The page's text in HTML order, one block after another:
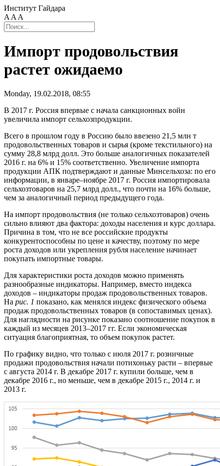
Институт Гайдара
A A A
Импорт продовольствия
растет ожидаемо
Monday, 19.02.2018, 08:55
В 2017 г. Россия впервые с начала санкционных войн
увеличила импорт сельхозпродукции.
Всего в прошлом году в Россию было ввезено 21,5 млн т
продовольственных товаров и сырья (кроме текстильного) на
сумму 28,8 млрд долл. Это больше аналогичных показателей
2016 г. на 6% и 15% соответственно. Увеличение импорта
продукции АПК подтверждают и данные Минсельхоза: по его
информации, в январе–ноябре 2017 г. Россия импортировала
сельхозтоваров на 25,7 млрд долл., что почти на 16% больше,
чем за аналогичный период предыдущего года.
На импорт продовольствия (не только сельхозтоваров) очень
сильно влияют два фактора: доходы населения и курс доллара.
Причина в том, что не все российские продукты
конкурентоспособны по цене и качеству, поэтому по мере
роста доходов или укрепления рубля население начинает
покупать импортные товары.
Для характеристики роста доходов можно применять
разнообразные индикаторы. Например, вместо индекса
доходов – индикаторы продаж продовольственных товаров.
На рис. 1 показано, как менялся индекс физического объема
продаж продовольственных товаров (в сопоставимых ценах).
Для наглядности на рисунке показано соотношение покупок в
каждый из месяцев 2013–2017 гг. Если экономическая
ситуация благоприятная, то объем покупок растет.
По графику видно, что только с июля 2017 г. розничные
продажи продовольствия начали потихоньку расти – впервые
с августа 2014 г. В декабре 2017 г. купили больше, чем в
декабре 2016 г., но меньше, чем в декабре 2015 г., 2014 г. и
2013 г.